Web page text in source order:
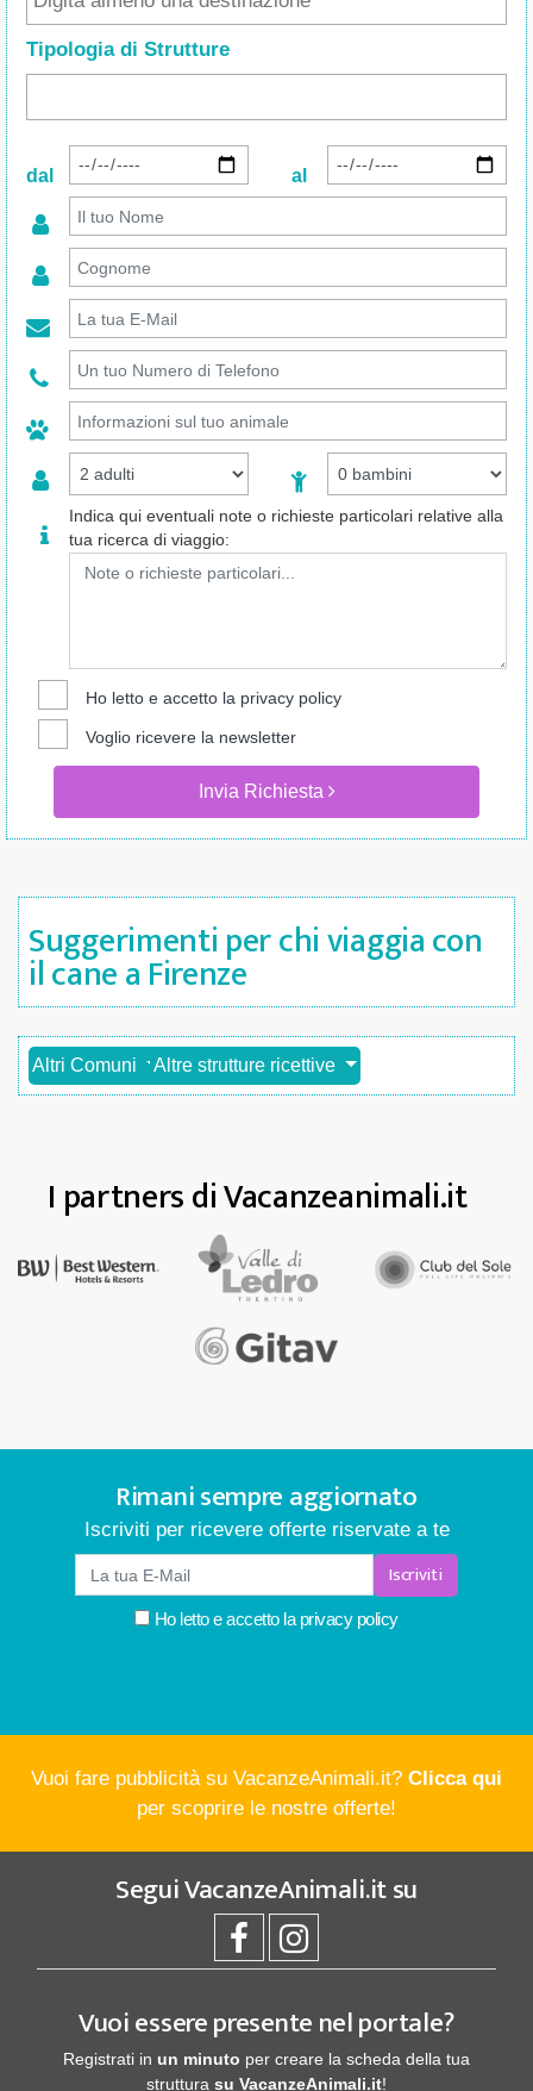
Tipologia di Strutture
dal al
Indica qui eventuali note o richieste particolari relative alla
tua ricerca di viaggio:
Ho letto e accetto la privacy policy
Voglio ricevere la newsletter
Invia Richiesta
Suggerimenti per chi viaggia con
il cane a Firenze
Altri Comuni Altre strutture ricettive
I partners di Vacanzeanimali.it
Rimani sempre aggiornato
Iscriviti per ricevere offerte riservate a te
Iscriviti
Ho letto e accetto laprivacy policy
Vuoi fare pubblicità su VacanzeAnimali.it? Clicca qui
per scoprire le nostre offerte!
SeguiVacanzeAnimali.itsu
Vuoi essere presente nel portale?
Registrati in un minuto per creare la scheda della tua
struttura su VacanzeAnimali.it!